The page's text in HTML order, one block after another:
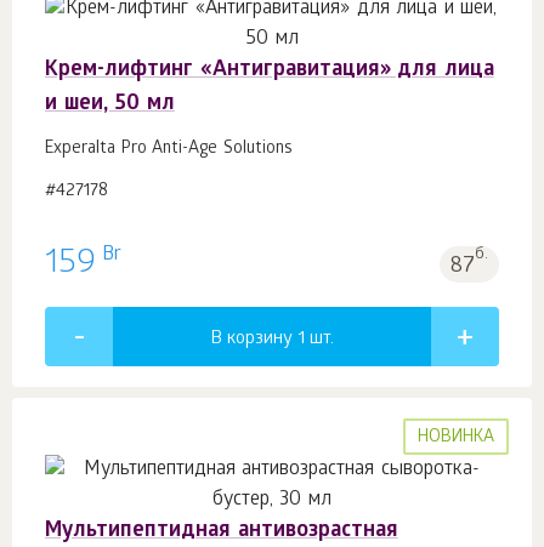
Крем-лифтинг «Антигравитация» для лица
и шеи, 50 мл
Experalta Pro Anti-Age Solutions
#427178
159 Br 87б.
В корзину 1 шт.
НОВИНКА
Мультипептидная антивозрастная